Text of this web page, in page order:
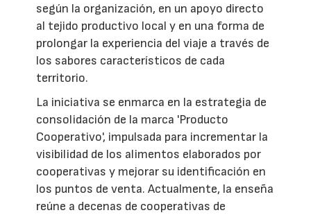
según la organización, en un apoyo directo
al tejido productivo local y en una forma de
prolongar la experiencia del viaje a través de
los sabores característicos de cada
territorio.
La iniciativa se enmarca en la estrategia de
consolidación de la marca 'Producto
Cooperativo', impulsada para incrementar la
visibilidad de los alimentos elaborados por
cooperativas y mejorar su identificación en
los puntos de venta. Actualmente, la enseña
reúne a decenas de cooperativas de